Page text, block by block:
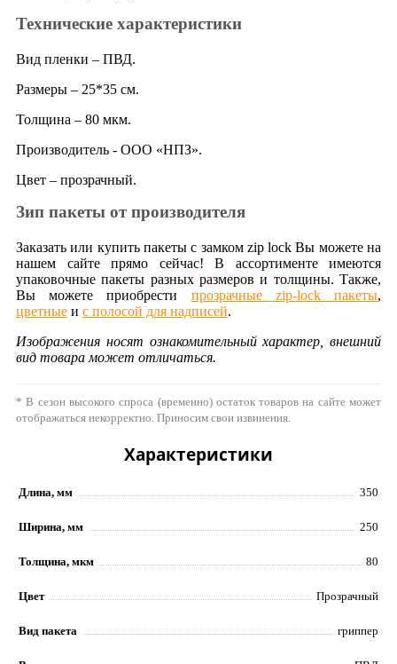
Технические характеристики
Вид пленки – ПВД.
Размеры – 25*35 см.
Толщина – 80 мкм.
Производитель - ООО «НПЗ».
Цвет – прозрачный.
Зип пакеты от производителя
Заказать или купить пакеты с замком zip lock Вы можете на
нашем сайте прямо сейчас! В ассортименте имеются
упаковочные пакеты разных размеров и толщины. Также,
Вы можете приобрести прозрачные zip-lock пакеты,
цветные и с полосой для надписей.
Изображения носят ознакомительный характер, внешний
вид товара может отличаться.
* В сезон высокого спроса (временно) остаток товаров на сайте может
отображаться некорректно. Приносим свои извинения.
Характеристики
Длина, мм 350
Ширина, мм 250
Толщина, мкм 80
Цвет Прозрачный
Вид пакета гриппер